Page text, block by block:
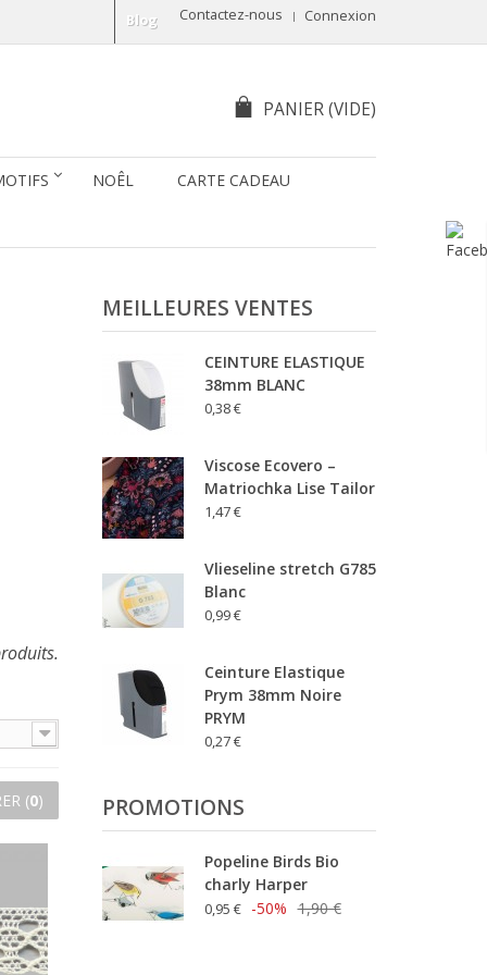
Connexion
Contactez-nous
Blog
PANIER(VIDE)
NOÊL CARTE CADEAU
(0)
MEILLEURES VENTES
CEINTURE ELASTIQUE
38mm BLANC
0,38 €
Viscose Ecovero –
Matriochka Lise Tailor
1,47 €
Vlieseline stretch G785
Blanc
0,99 €
Ceinture Elastique
Prym 38mm Noire
PRYM
0,27 €
PROMOTIONS
Popeline Birds Bio
charly Harper
0,95 € -50% 1,90 €